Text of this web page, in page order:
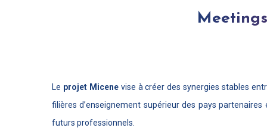
Le projet Micenevise à créer des synergies stables
filières d’enseignement supérieur des pays
futurs professionnels.